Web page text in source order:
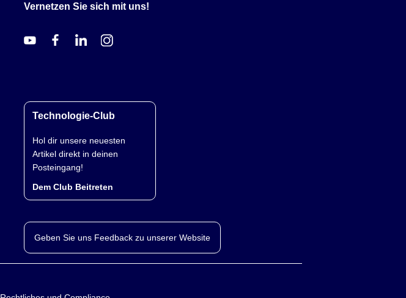
Vernetzen Sie sich mit uns!
Technologie-Club
Hol dir unsere neuesten
Artikel direkt in deinen
Posteingang!
Dem Club Beitreten
Geben Sie uns Feedback zu unserer Website